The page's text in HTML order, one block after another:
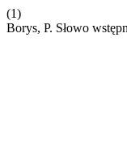
(1)
Borys, P. Słowo